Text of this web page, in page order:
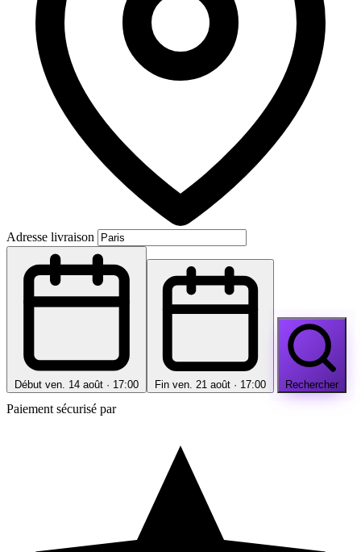
Adresse livraison
Début ven. 14 août · 17:00 Fin ven. 21 août · 17:00 Rechercher
Paiement sécurisé par